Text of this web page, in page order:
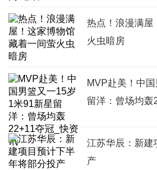
热点！浪漫满屋
火虫暗房
MVP赴美！中
留洋：曾场均轰
江苏华辰：新建
产